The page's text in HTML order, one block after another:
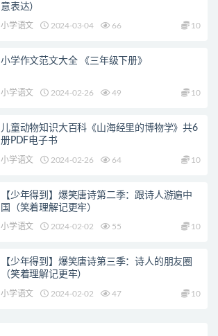
意表达）
小学语文 2024-03-04 66 10
小学作文范文大全 《三年级下册》
小学语文 2024-02-26 49 10
儿童动物知识大百科《山海经里的博物学》共6
册PDF电子书
小学语文 2024-02-26 64 10
【少年得到】爆笑唐诗第二季：跟诗人游遍中
国（笑着理解记更牢）
小学语文 2024-02-02 55 10
【少年得到】爆笑唐诗第三季：诗人的朋友圈
（笑着理解记更牢）
小学语文 2024-02-02 47 10